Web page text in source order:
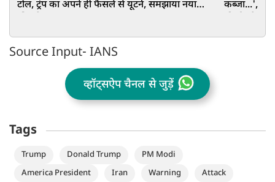
टोल, ट्रंप का अपने ही फैसले से यूटर्न, समझाया नया
कब्जा...',
Source Input- IANS
व्हॉट्सऐप चैनल से जुड़ें
Tags
Trump Donald Trump
PM Modi
America President
Iran Warning Attack